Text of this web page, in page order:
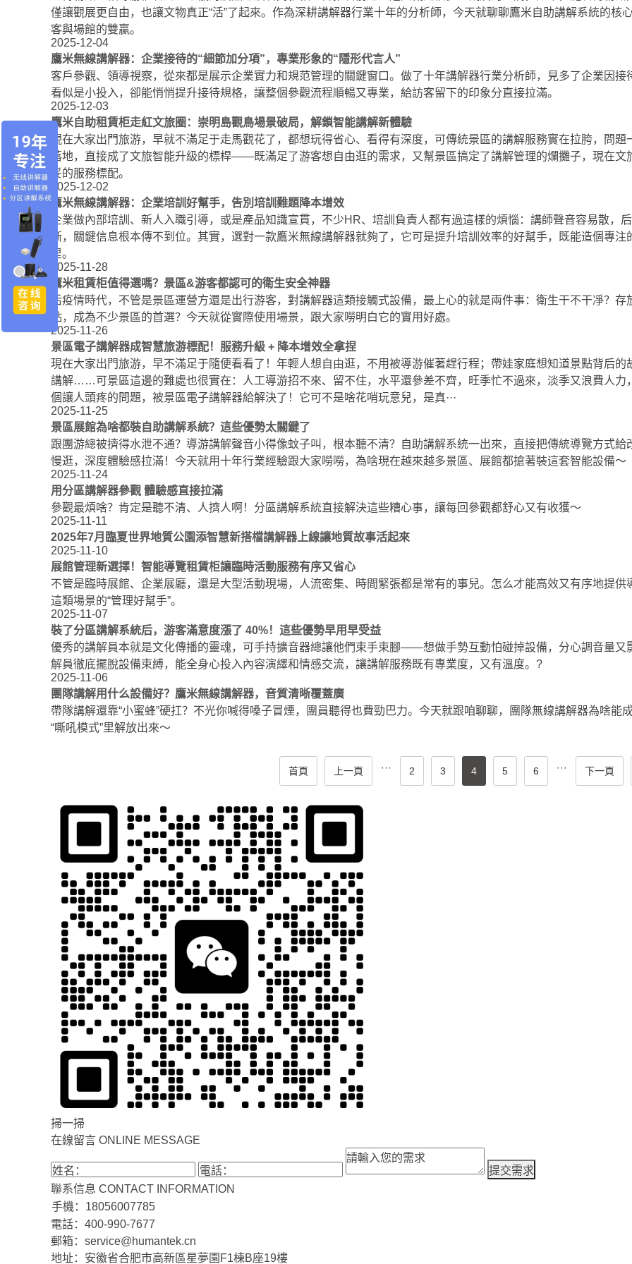
僅讓觀展更自由，也讓文物真正“活”了起來。作為深耕講解器行業十年的分析師，今天就聊聊鷹米自助講解系統的
客與場館的雙贏。
2025-12-04
鷹米無線講解器：企業接待的“細節加分項”，專業形象的“隱形代言人”
客戶參觀、領導視察，從來都是展示企業實力和規范管理的關鍵窗口。做了十年講解器行業分析師，見多了企業因
看似是小投入，卻能悄悄提升接待規格，讓整個參觀流程順暢又專業，給訪客留下的印象分直接拉滿。
2025-12-03
鷹米自助租賃柜走紅文旅圈：崇明島觀鳥場景破局，解鎖智能講解新體驗
現在大家出門旅游，早就不滿足于走馬觀花了，都想玩得省心、看得有深度，可傳統景區的講解服務實在拉胯，問
落地，直接成了文旅智能升級的標桿——既滿足了游客想自由逛的需求，又幫景區搞定了講解管理的爛攤子，現在
妥的服務標配。
2025-12-02
鷹米無線講解器：企業培訓好幫手，告別培訓難題降本增效
企業做內部培訓、新人入職引導，或是產品知識宣貫，不少HR、培訓負責人都有過這樣的煩惱：講師聲音容易散，
斷，關鍵信息根本傳不到位。其實，選對一款鷹米無線講解器就夠了，它可是提升培訓效率的好幫手，既能造個專
里。
2025-11-28
鷹米租賃柜值得選嗎？景區&游客都認可的衛生安全神器
后疫情時代，不管是景區運營方還是出行游客，對講解器這類接觸式設備，最上心的就是兩件事：衛生干不干凈？
點，成為不少景區的首選？今天就從實際使用場景，跟大家嘮明白它的實用好處。
2025-11-26
景區電子講解器成智慧旅游標配！服務升級 + 降本增效全拿捏
現在大家出門旅游，早不滿足于隨便看看了！年輕人想自由逛，不用被導游催著趕行程；帶娃家庭想知道景點背后
講解……可景區這邊的難處也很實在：人工導游招不來、留不住，水平還參差不齊，旺季忙不過來，淡季又浪費人力
個讓人頭疼的問題，被景區電子講解器給解決了！它可不是啥花哨玩意兒，是真···
2025-11-25
景區展館為啥都裝自助講解系統？這些優勢太關鍵了
跟團游總被擠得水泄不通？導游講解聲音小得像蚊子叫，根本聽不清？自助講解系統一出來，直接把傳統導覽方式
慢逛，深度體驗感拉滿！今天就用十年行業經驗跟大家嘮嘮，為啥現在越來越多景區、展館都搶著裝這套智能設備～
2025-11-24
用分區講解器參觀 體驗感直接拉滿
參觀最煩啥？肯定是聽不清、人擠人啊！分區講解系統直接解決這些糟心事，讓每回參觀都舒心又有收獲～
2025-11-11
2025年7月臨夏世界地質公園添智慧新搭檔講解器上線讓地質故事活起來
2025-11-10
展館管理新選擇！智能導覽租賃柜讓臨時活動服務有序又省心
不管是臨時展館、企業展廳，還是大型活動現場，人流密集、時間緊張都是常有的事兒。怎么才能高效又有序地提
這類場景的“管理好幫手”。
2025-11-07
裝了分區講解系統后，游客滿意度漲了 40%！這些優勢早用早受益
優秀的講解員本就是文化傳播的靈魂，可手持擴音器總讓他們束手束腳——想做手勢互動怕碰掉設備，分心調音量又
解員徹底擺脫設備束縛，能全身心投入內容演繹和情感交流，讓講解服務既有專業度，又有溫度。?
2025-11-06
團隊講解用什么設備好？鷹米無線講解器，音質清晰覆蓋廣
帶隊講解還靠“小蜜蜂”硬扛？不光你喊得嗓子冒煙，團員聽得也費勁巴力。今天就跟咱聊聊，團隊無線講解器為啥
“嘶吼模式”里解放出來～
首頁 上一頁 ··· 2 3 4 5 6 ··· 下一頁
掃一掃
在線留言 ONLINE MESSAGE
聯系信息 CONTACT INFORMATION
手機：18056007785
電話：400-990-7677
郵箱：service@humantek.cn
地址：安徽省合肥市高新區星夢園F1棟B座19樓